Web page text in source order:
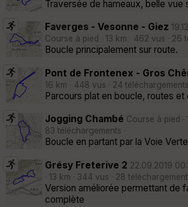
Traversée de hameaux, belle vue
Faverges - Vesonne - Giez
Course à pied · 13 km · 462 vus · 26
Boucle principalement sur route.
Pont de Frontenex - Gros
16 km · 448 vus · 24 téléchargements
Parcours plat en boucle, routes et
Jogging Chambé Course à pied ·
83 téléchargements ·
Boucle en partant par la Voie Verte
Grésy Freterive 2 22.09.2019
· 13 km · 344 vus · 28
Version améliorée permettant de
complète